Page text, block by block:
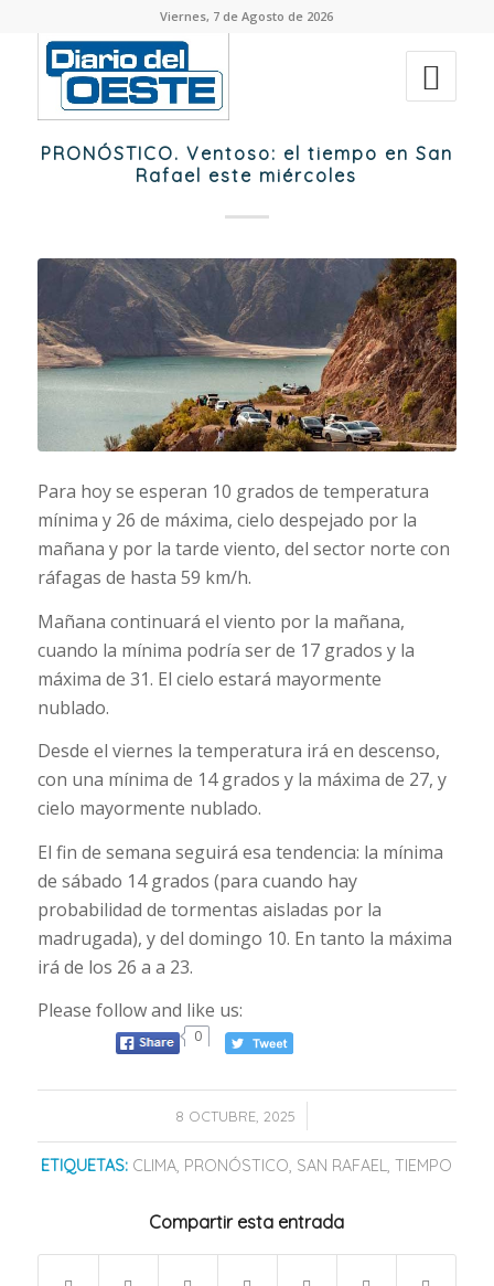
Viernes, 7 de Agosto de 2026
PRONÓSTICO. Ventoso: el tiempo en San
Rafael este miércoles
Para hoy se esperan 10 grados de temperatura
mínima y 26 de máxima, cielo despejado por la
mañana y por la tarde viento, del sector norte con
ráfagas de hasta 59 km/h.
Mañana continuará el viento por la mañana,
cuando la mínima podría ser de 17 grados y la
máxima de 31. El cielo estará mayormente
nublado.
Desde el viernes la temperatura irá en descenso,
con una mínima de 14 grados y la máxima de 27, y
cielo mayormente nublado.
El fin de semana seguirá esa tendencia: la mínima
de sábado 14 grados (para cuando hay
probabilidad de tormentas aisladas por la
madrugada), y del domingo 10. En tanto la máxima
irá de los 26 a a 23.
Please follow and like us:
0
8 OCTUBRE, 2025
/
ETIQUETAS: CLIMA, PRONÓSTICO, SAN RAFAEL,TIEMPO
Compartir esta entrada